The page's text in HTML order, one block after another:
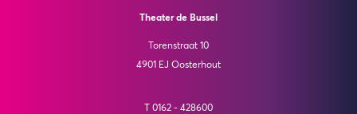
Theater de Bussel
Torenstraat 10
4901 EJ Oosterhout
T 0162 - 428600